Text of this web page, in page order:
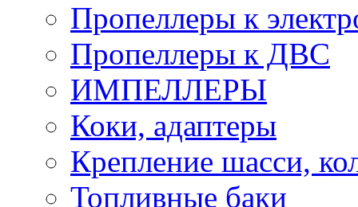
Пропеллеры к
Пропеллеры к ДВС
ИМПЕЛЛЕРЫ
Коки, адаптеры
Крепление шасси,
Топливные баки